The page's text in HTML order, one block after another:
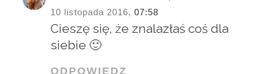
10 listopada 2016, 07:58
Cieszę się, że znalazłaś coś dla
siebie 🙂
ODPOWIEDZ